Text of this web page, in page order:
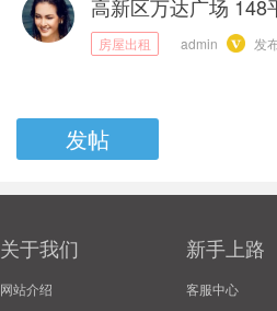
高新区万达广场 148
admin 发
发帖
关于我们
网站介绍
新手上路
客服中心